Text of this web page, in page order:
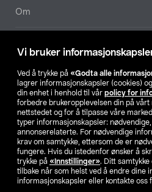
Vi bruker
Ved å trykke på «Godta alle
lagrer informasjonskapsler (cookies)
din enhet i henhold til vår policy for
forbedre brukeropplevelsen din på
nettstedet og for å tilpasse våre
typer informasjonskapsler:
annonserelaterte. For nødvendige
krav om samtykke, ettersom de er
fungere. Hvis du istedenfor ønsker å
trykke på «Innstillinger». Ditt
tilbake når som helst ved å endre dine
informasjonskapsler eller kontakte oss
Om
Våre selskaper
Finn din
SE NO